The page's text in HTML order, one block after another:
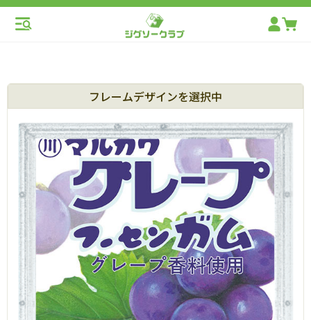
フレームデザインを選択中